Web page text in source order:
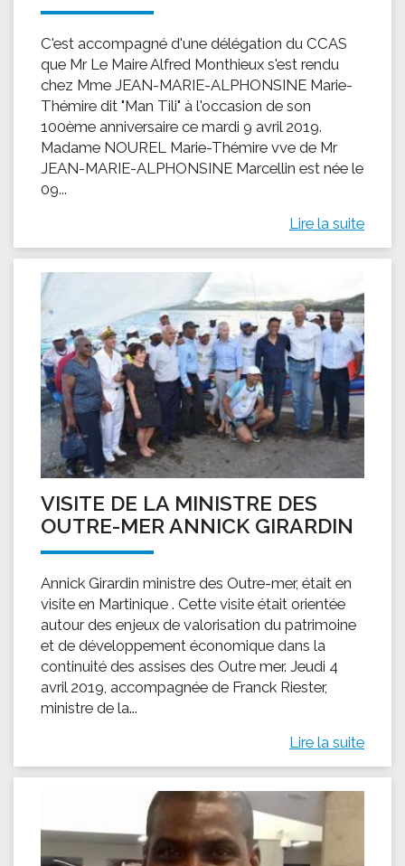
C'est accompagné d'une délégation du CCAS
que Mr Le Maire Alfred Monthieux s'est rendu
chez Mme JEAN-MARIE-ALPHONSINE Marie-
Thémire dit "Man Tili" à l'occasion de son
100ème anniversaire ce mardi 9 avril 2019.
Madame NOUREL Marie-Thémire vve de Mr
JEAN-MARIE-ALPHONSINE Marcellin est née le
09...
Lire la suite
VISITE DE LA MINISTRE DES
OUTRE-MER ANNICK GIRARDIN
Annick Girardin ministre des Outre-mer, était en
visite en Martinique . Cette visite était orientée
autour des enjeux de valorisation du patrimoine
et de développement économique dans la
continuité des assises des Outre mer. Jeudi 4
avril 2019, accompagnée de Franck Riester,
ministre de la...
Lire la suite